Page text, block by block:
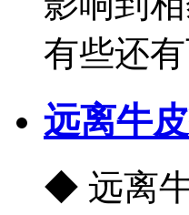
有些还
远离牛
◆ 远离